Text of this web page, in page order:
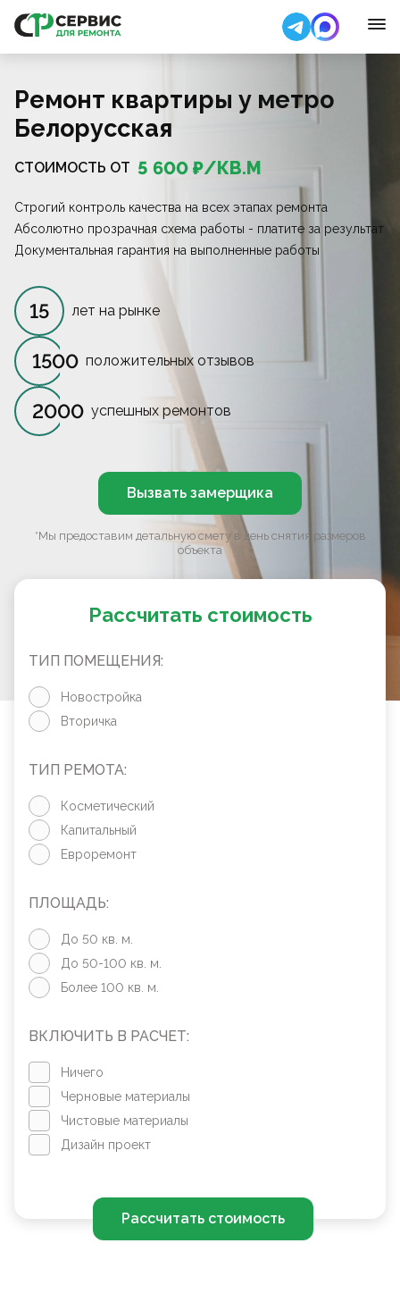
Ремонт квартиры у метро
Белорусская
СТОИМОСТЬ ОТ 5 600 ₽/КВ.М
Строгий контроль качества на всех этапах ремонта
Абсолютно прозрачная схема работы - платите за результат
Документальная гарантия на выполненные работы
15 лет на рынке
1500 положительных отзывов
2000 успешных ремонтов
Вызвать замерщика
*Мы предоставим детальную смету в день снятия размеров
объекта
Рассчитать стоимость
ТИП ПОМЕЩЕНИЯ:
Новостройка
Вторичка
ТИП РЕМОТА:
Косметический
Капитальный
Евроремонт
ПЛОЩАДЬ:
До 50 кв. м.
До 50-100 кв. м.
Более 100 кв. м.
ВКЛЮЧИТЬ В РАСЧЕТ:
Ничего
Черновые материалы
Чистовые материалы
Дизайн проект
Рассчитать стоимость